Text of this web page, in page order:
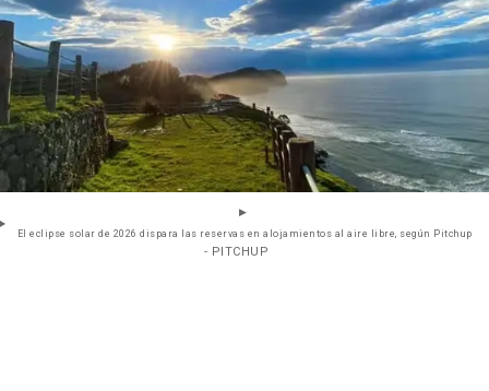
El eclipse solar de 2026 dispara las reservas en alojamientos al aire libre, según Pitchup
- PITCHUP